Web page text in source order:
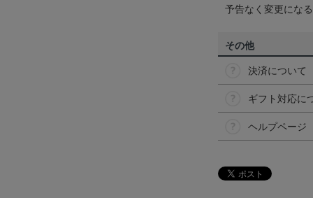
予告なく変更にな
その他
決済について
ギフト対応に
ヘルプページ